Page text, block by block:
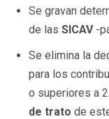
Se gravan
de las SICAV-
Se elimina la
para los
o superiores a
de trato de